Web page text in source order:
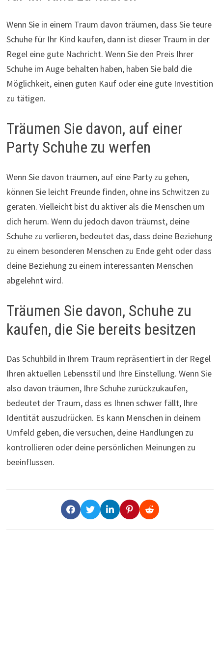
Wenn Sie in einem Traum davon träumen, dass Sie teure
Schuhe für Ihr Kind kaufen, dann ist dieser Traum in der
Regel eine gute Nachricht. Wenn Sie den Preis Ihrer
Schuhe im Auge behalten haben, haben Sie bald die
Möglichkeit, einen guten Kauf oder eine gute Investition
zu tätigen.
Träumen Sie davon, auf einer
Party Schuhe zu werfen
Wenn Sie davon träumen, auf eine Party zu gehen,
können Sie leicht Freunde finden, ohne ins Schwitzen zu
geraten. Vielleicht bist du aktiver als die Menschen um
dich herum. Wenn du jedoch davon träumst, deine
Schuhe zu verlieren, bedeutet das, dass deine Beziehung
zu einem besonderen Menschen zu Ende geht oder dass
deine Beziehung zu einem interessanten Menschen
abgelehnt wird.
Träumen Sie davon, Schuhe zu
kaufen, die Sie bereits besitzen
Das Schuhbild in Ihrem Traum repräsentiert in der Regel
Ihren aktuellen Lebensstil und Ihre Einstellung. Wenn Sie
also davon träumen, Ihre Schuhe zurückzukaufen,
bedeutet der Traum, dass es Ihnen schwer fällt, Ihre
Identität auszudrücken. Es kann Menschen in deinem
Umfeld geben, die versuchen, deine Handlungen zu
kontrollieren oder deine persönlichen Meinungen zu
beeinflussen.